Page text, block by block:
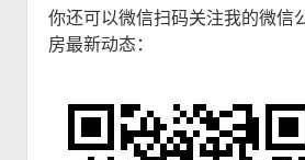
你还可以微信扫码关注我的微信
房最新动态：